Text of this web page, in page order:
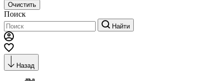
Очистить
Поиск
Найти
Назад